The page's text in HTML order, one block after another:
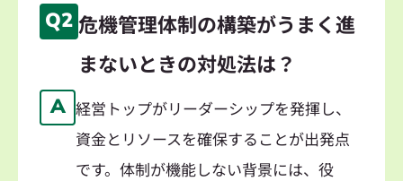
Q2 危機管理体制の構築がうまく進
まないときの対処法は？
A 経営トップがリーダーシップを発揮し、
資金とリソースを確保することが出発点
です。体制が機能しない背景には、役